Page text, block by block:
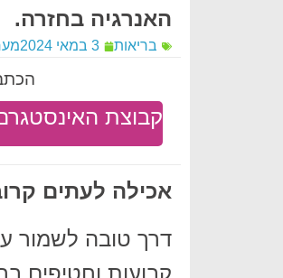
האנרגיה בחזרה.
בריאות 3 במאי 2024
קבוצת
אכילה לעתים
דרך טובה לשמור